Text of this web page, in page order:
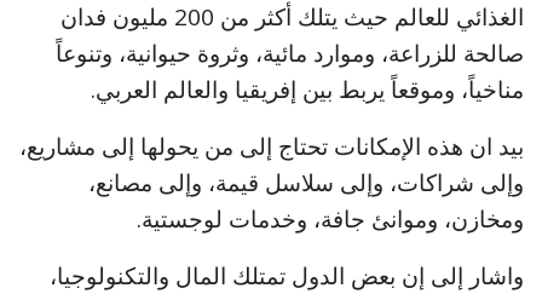
الغذائي للعالم حيث يتلك أكثر من 200 مليون فدان
صالحة للزراعة، وموارد مائية، وثروة حيوانية، وتنوعاً
مناخياً، وموقعاً يربط بين إفريقيا والعالم العربي.
بيد ان هذه الإمكانات تحتاج إلى من يحولها إلى مشاريع،
وإلى شراكات، وإلى سلاسل قيمة، وإلى مصانع،
ومخازن، وموانئ جافة، وخدمات لوجستية.
واشار إلى إن بعض الدول تمتلك المال والتكنولوجيا،